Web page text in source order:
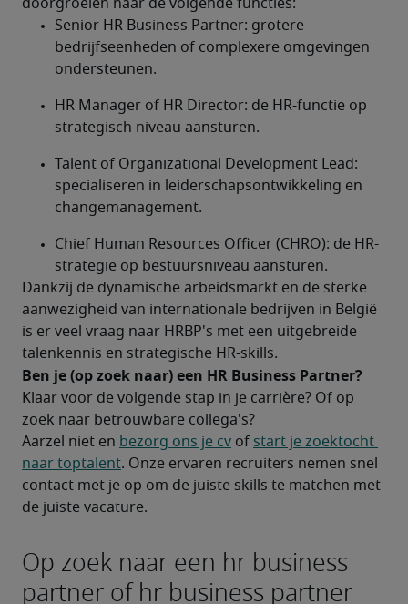
doorgroeien naar de volgende functies:
Senior HR Business Partner: grotere
bedrijfseenheden of complexere omgevingen
ondersteunen.
HR Manager of HR Director: de HR-functie op
strategisch niveau aansturen.
Talent of Organizational Development Lead:
specialiseren in leiderschapsontwikkeling en
changemanagement.
Chief Human Resources Officer (CHRO): de HR-
strategie op bestuursniveau aansturen.
Dankzij de dynamische arbeidsmarkt en de sterke
aanwezigheid van internationale bedrijven in België
is er veel vraag naar HRBP's met een uitgebreide
talenkennis en strategische HR-skills.
Klaar voor de volgende stap in je carrière? Of op
zoek naar betrouwbare collega's?
Aarzel niet en bezorg ons je cv of start je zoektocht
naar toptalent. Onze ervaren recruiters nemen snel
contact met je op om de juiste skills te matchen met
de juiste vacature.
Op zoek naar een hr business
partner of hr business partner